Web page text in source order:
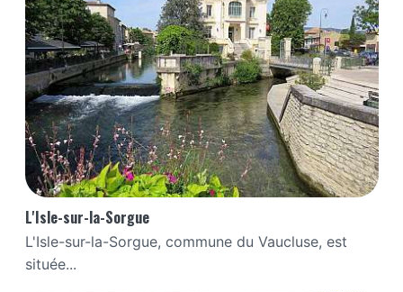
L'Isle-sur-la-Sorgue
L'Isle-sur-la-Sorgue, commune du Vaucluse, est
située...